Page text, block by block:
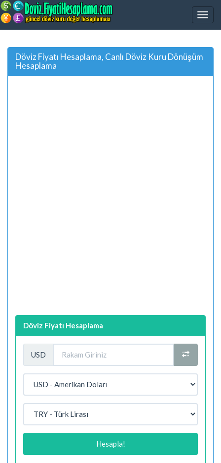
Döviz Fiyatı Hesaplama, Canlı Döviz Kuru Dönüşüm
Hesaplama
Döviz Fiyatı Hesaplama
USD
Hesapla!